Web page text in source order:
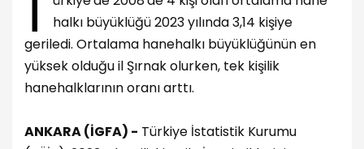
halkı büyüklüğü 2023 yılında 3,14 kişiye
geriledi. Ortalama hanehalkı büyüklüğünün en
yüksek olduğu il Şırnak olurken, tek kişilik
hanehalklarının oranı arttı.
ANKARA (İGFA) - Türkiye İstatistik Kurumu